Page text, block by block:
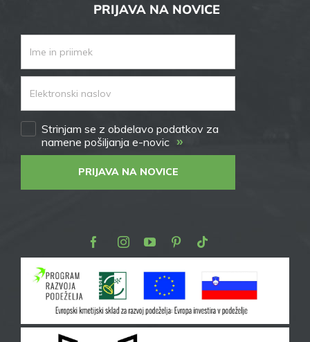
PRIJAVA NA NOVICE
Strinjam se z obdelavo podatkov za
namene pošiljanja e-novic »
PRIJAVA NA NOVICE
FacebookInstagram
YoutubePinterest